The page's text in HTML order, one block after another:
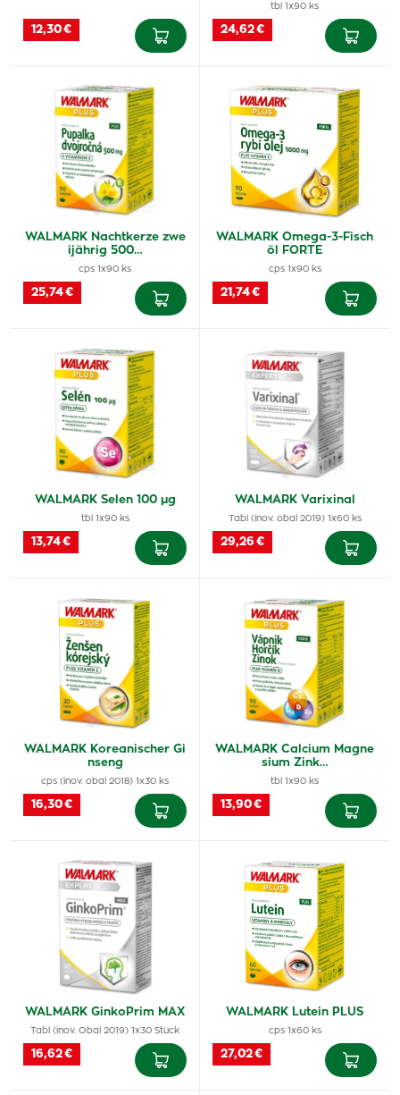
12,30 €
tbl 1x90 ks
24,62 €
WALMARK Nachtkerze zwe
ijährig 500…
cps 1x90 ks
25,74 €
WALMARK Omega-3-Fisch
öl FORTE
cps 1x90 ks
21,74 €
WALMARK Selen 100 µg
tbl 1x90 ks
13,74 €
WALMARK Varixinal
Tabl (inov. obal 2019) 1x60 ks
29,26 €
WALMARK Koreanischer Gi
nseng
cps (inov. obal 2018) 1x30 ks
16,30 €
WALMARK Calcium Magne
sium Zink…
tbl 1x90 ks
13,90 €
WALMARK GinkoPrim MAX
Tabl (inov. Obal 2019) 1x30 Stück
16,62 €
WALMARK Lutein PLUS
cps 1x60 ks
27,02 €